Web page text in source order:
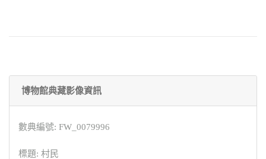
博物館典藏影像資訊
數典編號: FW_0079996
標題: 村民